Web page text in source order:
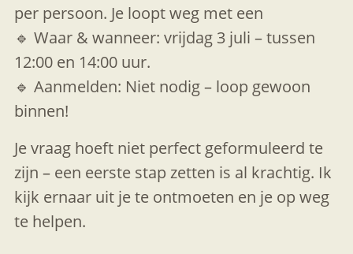
per persoon. Je loopt weg met een
🔹 Waar & wanneer: vrijdag 3 juli – tussen
12:00 en 14:00 uur.
🔹 Aanmelden: Niet nodig – loop gewoon
binnen!
Je vraag hoeft niet perfect geformuleerd te
zijn – een eerste stap zetten is al krachtig. Ik
kijk ernaar uit je te ontmoeten en je op weg
te helpen.